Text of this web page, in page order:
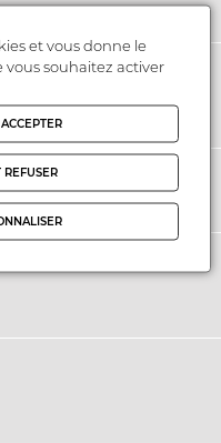
et vous donne le
souhaitez activer
REFUSER